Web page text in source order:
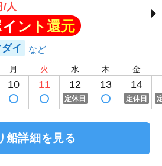
/人
ント還元
イ
月
10
火
11
水
12
定休日
木
13
金
14
定休日
船詳細を見る